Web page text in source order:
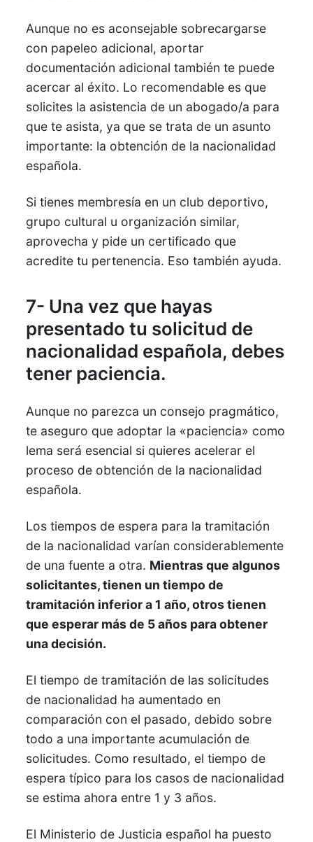
Aunque no es aconsejable sobrecargarse
con papeleo adicional, aportar
documentación adicional también te puede
acercar al éxito. Lo recomendable es que
solicites la asistencia de un abogado/a para
que te asista, ya que se trata de un asunto
importante: la obtención de la nacionalidad
española.
Si tienes membresía en un club deportivo,
grupo cultural u organización similar,
aprovecha y pide un certificado que
acredite tu pertenencia. Eso también ayuda.
7- Una vez que hayas
presentado tu solicitud de
nacionalidad española, debes
tener paciencia.
Aunque no parezca un consejo pragmático,
te aseguro que adoptar la «paciencia» como
lema será esencial si quieres acelerar el
proceso de obtención de la nacionalidad
española.
Los tiempos de espera para la tramitación
de la nacionalidad varían considerablemente
de una fuente a otra. Mientras que algunos
solicitantes, tienen un tiempo de
tramitación inferior a 1 año, otros tienen
que esperar más de 5 años para obtener
una decisión.
El tiempo de tramitación de las solicitudes
de nacionalidad ha aumentado en
comparación con el pasado, debido sobre
todo a una importante acumulación de
solicitudes. Como resultado, el tiempo de
espera típico para los casos de nacionalidad
se estima ahora entre 1 y 3 años.
El Ministerio de Justicia español ha puesto